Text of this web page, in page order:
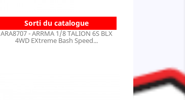
Sorti du catalogue
ARA8707 - ARRMA 1/8 TALION 6S BLX
4WD EXtreme Bash Speed...